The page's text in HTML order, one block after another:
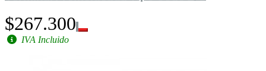
$267.300
IVA Incluido